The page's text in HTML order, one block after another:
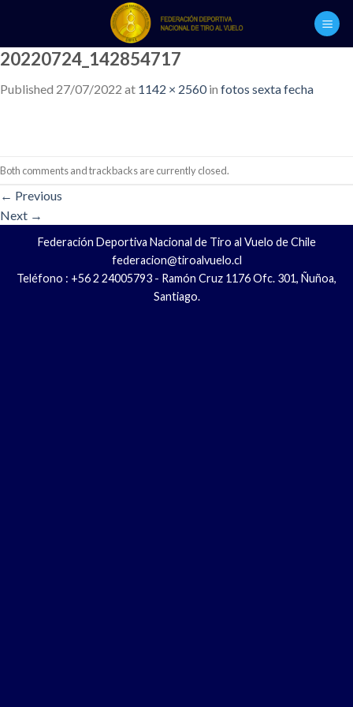
content
20220724_142854717
Published 27/07/2022 at 1142 × 2560in fotos sexta fecha
Both comments and trackbacks are currently closed.
← Previous
Next →
Federación Deportiva Nacional de Tiro al Vuelo de Chile
federacion@tiroalvuelo.cl
Teléfono : +56 2 24005793 - Ramón Cruz 1176 Ofc. 301, Ñuñoa,
Santiago.